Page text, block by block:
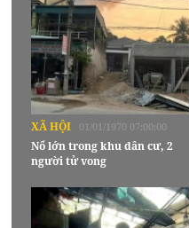
XÃ HỘI 01/01/1970 07:00:00
Nổ lớn trong khu dân cư, 2
người tử vong